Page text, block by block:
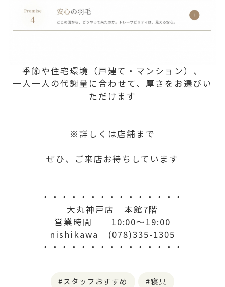
季節や住宅環境（戸建て・マンション）、
一人一人の代謝量に合わせて、厚さをお選びい
ただけます
※詳しくは店舗まで
ぜひ、ご来店お待ちしています
・・・・・・・・・・・・・・・
大丸神戸店 本館7階
営業時間 10:00〜19:00
nishikawa (078)335-1305
・・・・・・・・・・・・・・・
スタッフおすすめ 寝具